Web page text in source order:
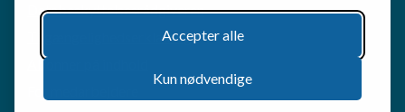
Accepter alle
Kun nødvendige
Databeskyttelsesrådgiveren
Tilgængelighedserklæring
Abonner på indhold